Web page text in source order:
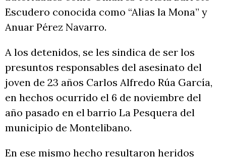
Escudero conocida como “Alias la Mona” y
Anuar Pérez Navarro.
A los detenidos, se les sindica de ser los
presuntos responsables del asesinato del
joven de 23 años Carlos Alfredo Rúa García,
en hechos ocurrido el 6 de noviembre del
año pasado en el barrio La Pesquera del
municipio de Montelibano.
En ese mismo hecho resultaron heridos